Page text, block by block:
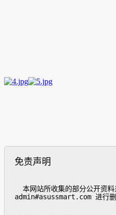
免责声明
admin#asussmart.com 进行删